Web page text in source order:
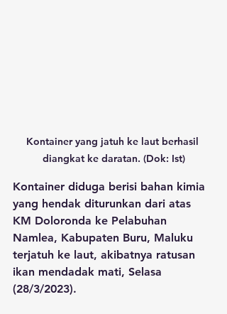
Kontainer yang jatuh ke laut berhasil
diangkat ke daratan. (Dok: Ist)
Kontainer diduga berisi bahan kimia
yang hendak diturunkan dari atas
KM Doloronda ke Pelabuhan
Namlea, Kabupaten Buru, Maluku
terjatuh ke laut, akibatnya ratusan
ikan mendadak mati, Selasa
(28/3/2023).